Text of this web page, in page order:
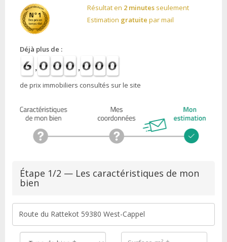
Résultat en 2 minutes seulement
Estimation gratuite par mail
Déjà plus de :
de prix immobiliers consultés sur le site
Étape 1/2 — Les caractéristiques de mon
bien